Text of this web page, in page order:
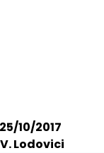
25/10/2017
Lodovici